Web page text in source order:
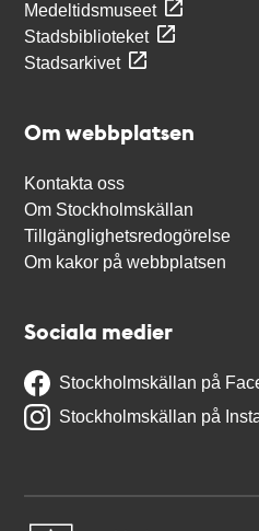
Medeltidsmuseet
Stadsbiblioteket
Stadsarkivet
Om webbplatsen
Kontakta oss
Om Stockholmskällan
Tillgänglighetsredogörelse
Om kakor på webbplatsen
Sociala medier
Stockholmskällan på
Stockholmskällan på